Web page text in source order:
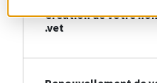
Création de votre
.vet